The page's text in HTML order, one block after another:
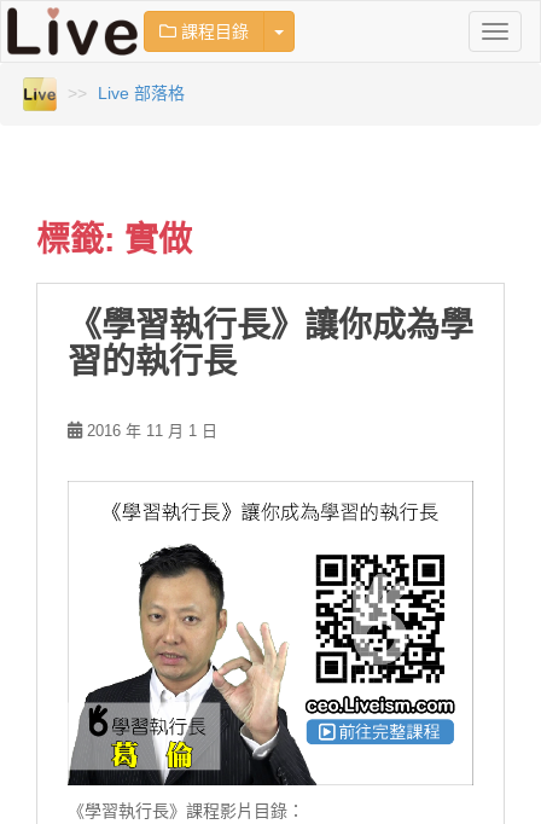
T
課程目錄 TOGGLE DROPDOWN
Live 部落格
標籤: 實做
《學習執行長》讓你成為學
習的執行長
2016 年 11 月 1 日
《學習執行長》課程影片目錄：